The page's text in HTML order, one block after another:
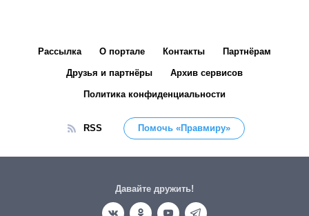
Рассылка О портале Контакты Партнёрам
Друзья и партнёры Архив сервисов
Политика конфиденциальности
RSS Помочь «Правмиру»
Давайте дружить!